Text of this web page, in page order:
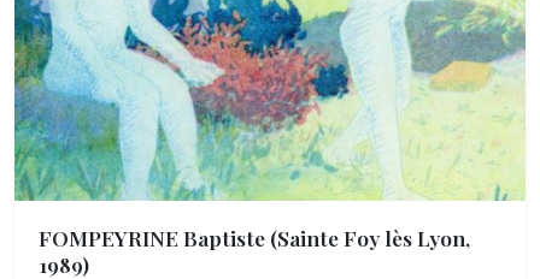
FOMPEYRINE Baptiste (Sainte Foy lès Lyon,
1989)